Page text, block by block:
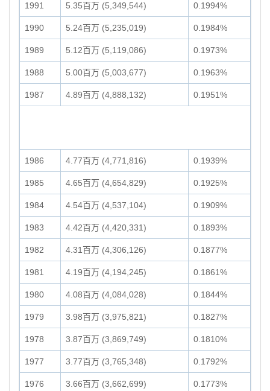
1991 5.35百万 (5,349,544) 0.1994%
1990 5.24百万 (5,235,019) 0.1984%
1989 5.12百万 (5,119,086) 0.1973%
1988 5.00百万 (5,003,677) 0.1963%
1987 4.89百万 (4,888,132) 0.1951%
1986 4.77百万 (4,771,816) 0.1939%
1985 4.65百万 (4,654,829) 0.1925%
1984 4.54百万 (4,537,104) 0.1909%
1983 4.42百万 (4,420,331) 0.1893%
1982 4.31百万 (4,306,126) 0.1877%
1981 4.19百万 (4,194,245) 0.1861%
1980 4.08百万 (4,084,028) 0.1844%
1979 3.98百万 (3,975,821) 0.1827%
1978 3.87百万 (3,869,749) 0.1810%
1977 3.77百万 (3,765,348) 0.1792%
1976 3.66百万 (3,662,699) 0.1773%